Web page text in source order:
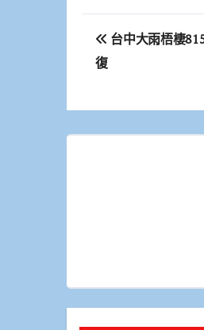
文
章
覽
台中大雨梧棲
復